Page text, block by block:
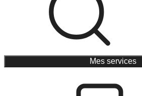
Mes services